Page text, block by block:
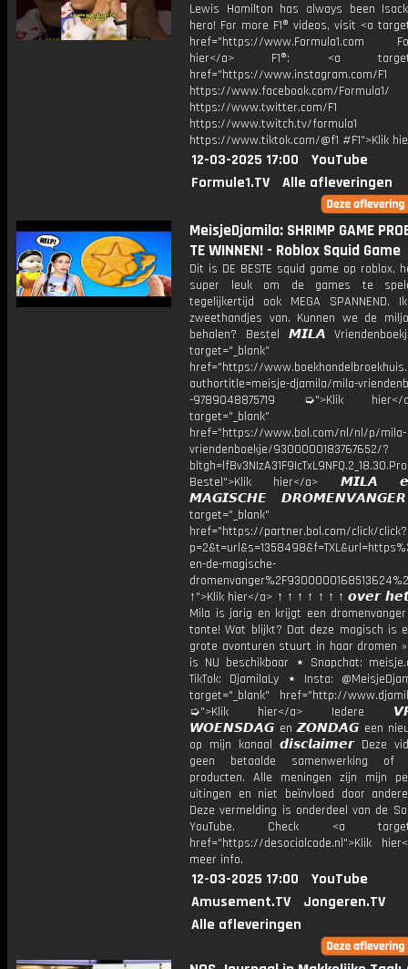
Lewis Hamilton has always been
hero! For more F1® videos, visit <a
href="https://www.Formula1.com
hier</a> F1®: <a
href="https://www.instagram.com/F1
https://www.facebook.com/Formula1/
https://www.twitter.com/F1
https://www.twitch.tv/formula1
https://www.tiktok.com/@f1 #F1">Klik
12-03-2025 17:00
YouTube
Formule1.TV
Alle afleveringen
MeisjeDjamila: SHRIMP GAME
TE WINNEN! - Roblox Squid Game
Dit is DE BESTE squid game op roblox,
super leuk om de games te
tegelijkertijd ook MEGA SPANNEND.
zweethandjes van. Kunnen we de
behalen? Bestel 𝙈𝙄𝙇𝘼
target="_blank"
href="https://
authortitle=meisje-djamila/mila-
-9789048875719 ➭">Klik
target="_blank"
href="https://www.bol.com/nl/nl/p/mila-
vriendenboekje/9300000183767652/?
Bestel">Klik hier</a>
𝙈𝘼𝙂𝙄𝙎𝘾𝙃𝙀
target="_blank"
href="https://partner.bol.com/click/click?
en-de-magische-
↑">Klik hier</a> ↑ ↑ ↑ ↑ ↑ ↑ ↑ 𝙤𝙫𝙚𝙧
Mila is jarig en krijgt een
tante! Wat blijkt? Dat deze magisch is
grote avonturen stuurt in haar dromen
is NU beschikbaar ⋆ Snapchat:
TikTok: DjamilaLy ⋆ Insta:
target="_blank" href="http://
➭">Klik hier</a> Iedere
𝙒𝙊𝙀𝙉𝙎𝘿𝘼𝙂 en 𝙕𝙊𝙉𝘿𝘼𝙂 een
op mijn kanaal 𝙙𝙞𝙨𝙘𝙡𝙖𝙞𝙢𝙚𝙧 Deze
geen betaalde samenwerking of
producten. Alle meningen zijn mijn
uitingen en niet beïnvloed door
Deze vermelding is onderdeel van de
YouTube. Check <a
href="https://desocialcode.nl">Klik
meer info.
12-03-2025 17:00
YouTube
Amusement.TV
Jongeren.TV
Alle afleveringen